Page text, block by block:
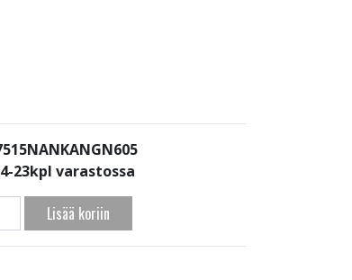
4-23kpl varastossa
Lisää koriin